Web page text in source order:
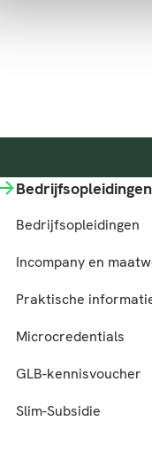
Bedrijfsopleidingen
Bedrijfsopleidingen
Incompany en
Praktische
Microcredentials
GLB-kennisvoucher
Slim-Subsidie